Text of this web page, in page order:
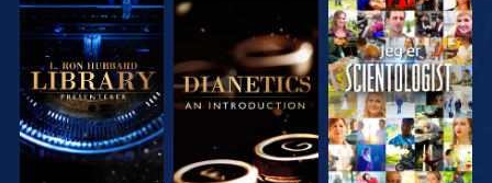
UTFORSK
SERIEN
UTFORSK
SERIEN
SE